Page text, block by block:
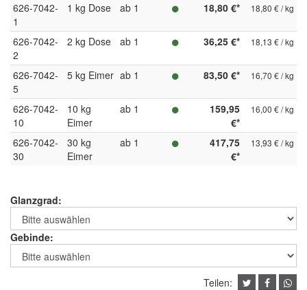
626-7042-
1
1 kg Dose ab 1 18,80 €* 18,80 € / kg
626-7042-
2
2 kg Dose ab 1 36,25 €* 18,13 € / kg
626-7042-
5
5 kg Eimer ab 1 83,50 €* 16,70 € / kg
626-7042-
10
10 kg
Eimer
ab 1
159,95
€*
16,00 € / kg
626-7042-
30
30 kg
Eimer
ab 1
417,75
€*
13,93 € / kg
Glanzgrad:
Gebinde:
Teilen: